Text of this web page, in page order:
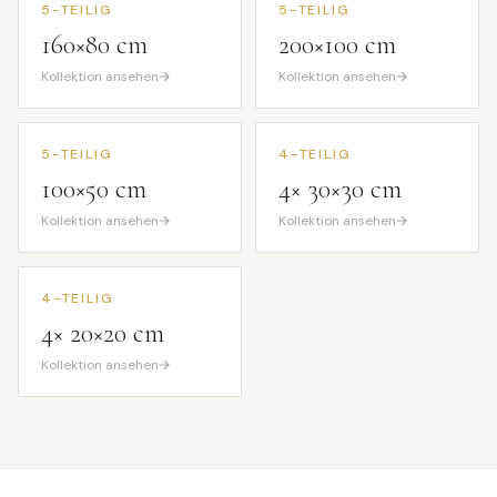
5-TEILIG
160×80 cm
Kollektion ansehen
5-TEILIG
200×100 cm
Kollektion ansehen
5-TEILIG
100×50 cm
Kollektion ansehen
4-TEILIG
4× 30×30 cm
Kollektion ansehen
4-TEILIG
4× 20×20 cm
Kollektion ansehen